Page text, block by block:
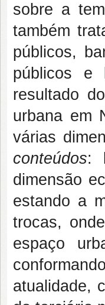
sobre a
também
públicos,
públicos e
resultado
urbana em
várias
conteúdos:
dimensão
estando a
trocas,
espaço
atualidade,